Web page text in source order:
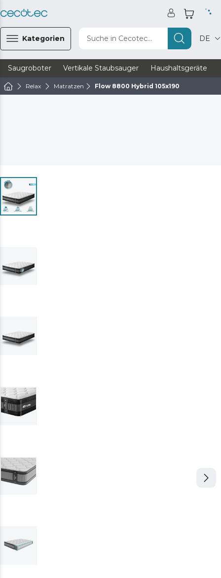
Kategorien Suche in Cecotec... DE
Saugroboter Vertikale Staubsauger Haushaltsgeräte
Relax Matratzen Flow 8800 Hybrid 105x190